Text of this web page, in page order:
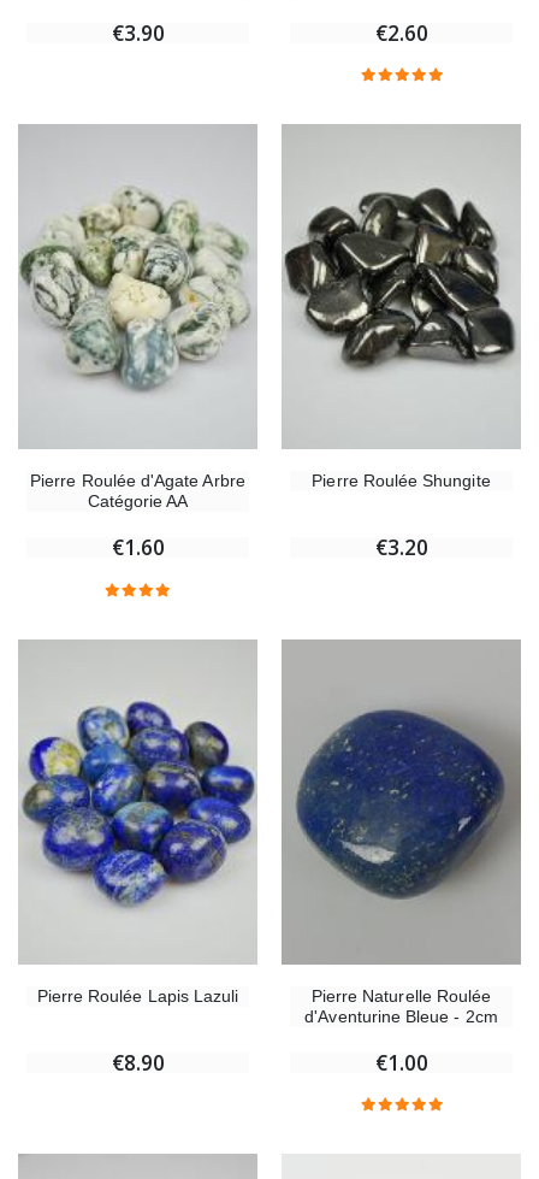
€3.90 €2.60
Pierre Roulée d'Agate Arbre
Catégorie AA
€1.60
Pierre Roulée Shungite
€3.20
Pierre Roulée Lapis Lazuli
€8.90
Pierre Naturelle Roulée
d'Aventurine Bleue - 2cm
€1.00